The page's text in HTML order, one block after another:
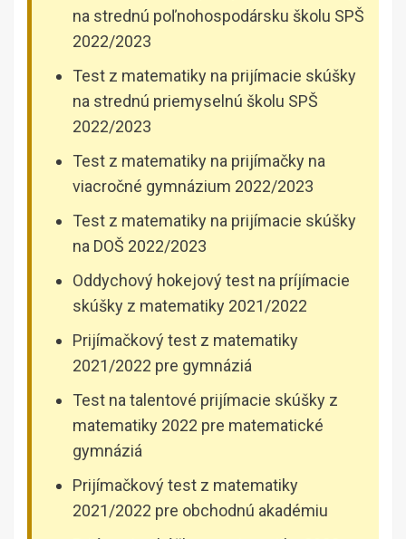
na strednú poľnohospodársku školu SPŠ
2022/2023
Test z matematiky na prijímacie skúšky
na strednú priemyselnú školu SPŠ
2022/2023
Test z matematiky na prijímačky na
viacročné gymnázium 2022/2023
Test z matematiky na prijímacie skúšky
na DOŠ 2022/2023
Oddychový hokejový test na príjímacie
skúšky z matematiky 2021/2022
Prijímačkový test z matematiky
2021/2022 pre gymnáziá
Test na talentové prijímacie skúšky z
matematiky 2022 pre matematické
gymnáziá
Prijímačkový test z matematiky
2021/2022 pre obchodnú akadémiu